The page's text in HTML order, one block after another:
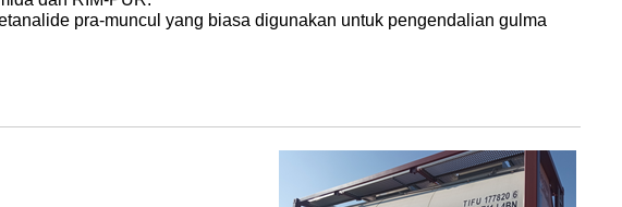
pra-muncul yang biasa digunakan untuk pengendalian gulma